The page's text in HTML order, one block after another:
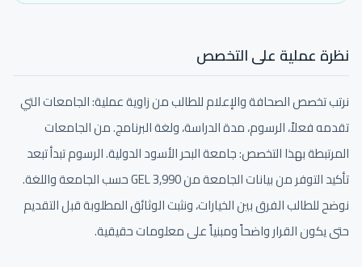
نظرة عملية على التخصص
نرتب تخصص الصحافة والإعلام للطالب من زاوية عملية: الجامعات التي
تقدمه فعلاً، الرسوم، مدة الدراسة، ولغة البرنامج. من الجامعات
المرتبطة بهذا التخصص: جامعة البحر الأسود الدولية. الرسوم تبدأ تبعد
تأكيد التوفر من بيانات الجامعة من 3,990 GEL حسب الجامعة واللغة.
نوضح للطالب الفرق بين الخيارات، ونثبت الوثائق المطلوبة قبل التقديم
حتى يكون القرار واضحاً ومبنياً على معلومات حقيقية.